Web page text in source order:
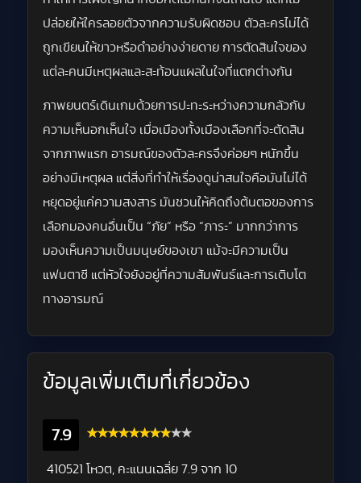
ปล่อยให้ใครลอยตัวจากความรับผิดชอบ ตัวละครไม่ได้
ถูกเขียนให้ขาวหรือดำอย่างง่ายดาย การตัดสินใจของ
แต่ละคนมีเหตุผลและสะท้อนแผลในใจที่แตกต่างกัน
ภาพยนตร์เดินเกมด้วยการปะทะระหว่างความกลัวกับ
ความเห็นอกเห็นใจ เมื่อเมืองทั้งเมืองเลือกที่จะตัดสิน
จากภาพแรก อารมณ์ของตัวละครจึงค่อยๆ หนักขึ้น
อย่างมีเหตุผล แต่สิ่งที่ทำให้เรื่องดูน่าสนใจคือมันไม่ได้
หยุดอยู่แค่ความสงสาร มันชวนให้คิดถึงต้นตอของการ
เลือกมองคนอื่นเป็น “ภัย” หรือ “ภาระ” มากกว่าการ
มองเห็นความเป็นมนุษย์ของเขา แม้จะมีความเป็น
แฟนตาซี แต่หัวใจยังอยู่ที่ความสัมพันธ์และการเติบโต
ทางอารมณ์
ข้อมูลเพิ่มเติมที่เกี่ยวข้อง
7.9
410521 โหวต, คะแนนเฉลี่ย 7.9 จาก 10